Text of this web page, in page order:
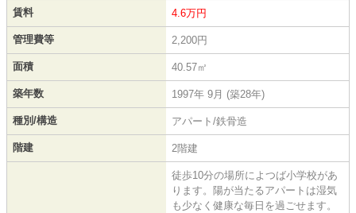
賃料 4.6万円
管理費等 2,200円
面積 40.57㎡
築年数 1997年 9月 (築28年)
種別/構造 アパート/鉄骨造
階建 2階建
徒歩10分の場所によつば小学校があ
ります。陽が当たるアパートは湿気
も少なく健康な毎日を過ごせます。